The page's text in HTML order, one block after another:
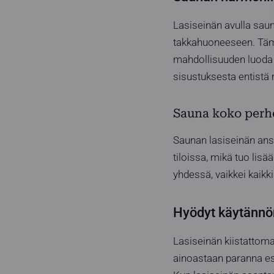
Lasiseinän avulla
takkahuoneeseen.
mahdollisuuden
sisustuksesta entistä
Sauna koko
Saunan lasiseinän
tiloissa, mikä tuo
yhdessä, vaikkei
Hyödyt
Lasiseinän
ainoastaan paranna